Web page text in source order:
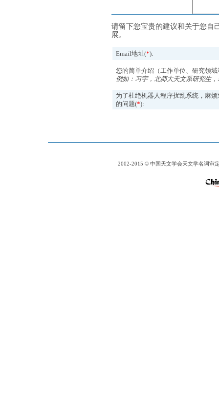
请留下您宝贵的建议和关于您自
展。
Email地址(*):
您的简单介绍（工作单位、研究领域
例如：习宇，北师大天文系研究生
为了杜绝机器人程序扰乱系统，麻
的问题(*):
2002-2015 © 中国天文学会天文学名词审